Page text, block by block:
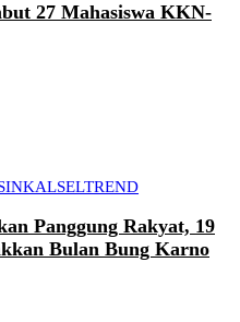
27 Mahasiswa KKN-
KALSELTREND
Panggung Rakyat, 19
Bulan Bung Karno